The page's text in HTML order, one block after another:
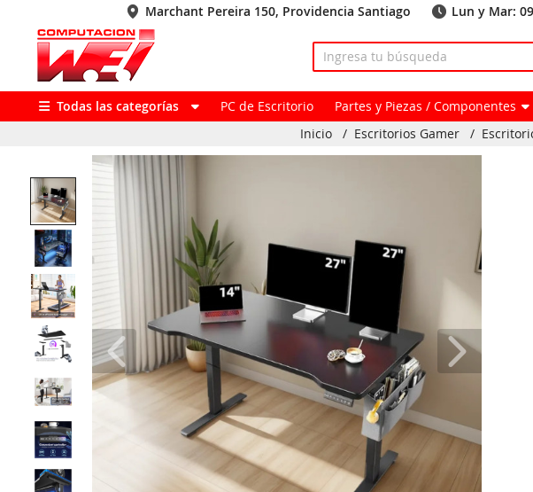
Marchant Pereira 150, Providencia Santiago Lun y Mar:
Todas las categorías PC de Escritorio Partes y Piezas / Componentes
Inicio
/ Escritorios Gamer /